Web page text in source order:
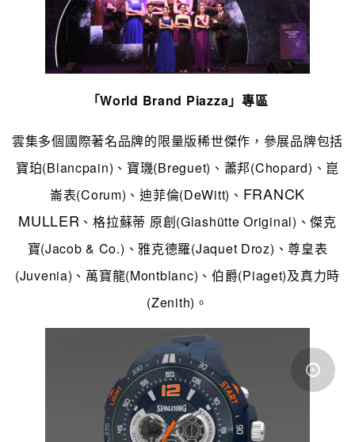
「World Brand Piazza」專區
雲集多個國際著名品牌的限量版稀世傑作，參展品牌包括
寶珀(Blancpain)、寶璣(Breguet)、蕭邦(Chopard)、崑
崙表(Corum)、迪菲倫(DeWitt)、 FRANCK
MULLER 、格拉蘇蒂 原創(Glashütte Original)、傑克
寶(Jacob & Co.)、雅克德羅(Jaquet Droz)、尊皇表
(Juvenia)、萬寶龍(Montblanc)、伯爵(Piaget)及真力時
(Zenith) 。